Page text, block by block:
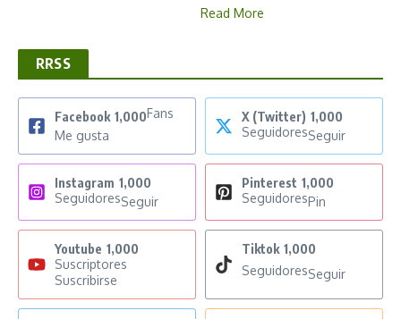
Read More
RRSS
Facebook 1,000Fans
Me gusta
X (Twitter) 1,000
SeguidoresSeguir
Instagram 1,000
SeguidoresSeguir
Pinterest 1,000
SeguidoresPin
Youtube 1,000
Suscriptores
Suscribirse
Tiktok 1,000
SeguidoresSeguir